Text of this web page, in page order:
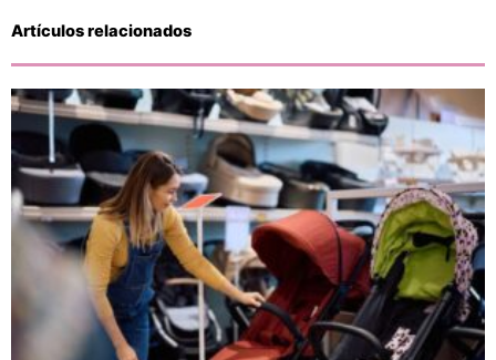
Artículos relacionados